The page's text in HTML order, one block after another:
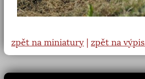
zpět na miniatury zpět na